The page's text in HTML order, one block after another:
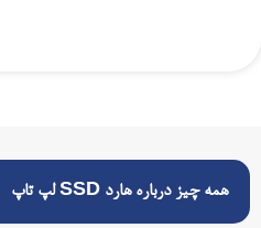
همه چیز درباره هارد SSD لپ تاپ